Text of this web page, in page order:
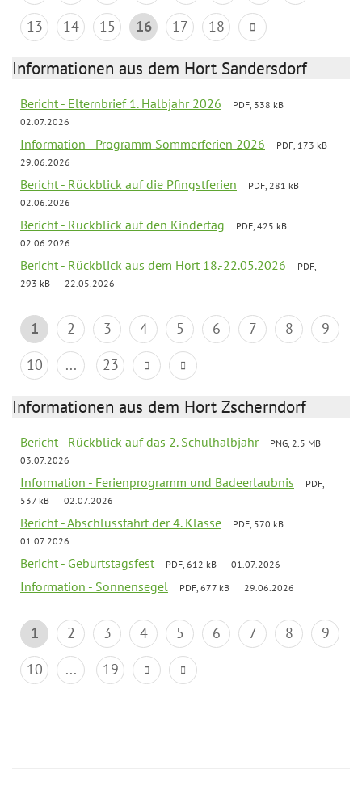
13
14 15 16 17 18
Informationen aus dem Hort Sandersdorf
Bericht - Elternbrief 1. Halbjahr 2026
PDF, 338 kB
02.07.2026
Information - Programm Sommerferien 2026
PDF, 173 kB
29.06.2026
Bericht - Rückblick auf die Pfingstferien
PDF, 281 kB
02.06.2026
Bericht - Rückblick auf den Kindertag
PDF, 425 kB
02.06.2026
Bericht - Rückblick aus dem Hort 18.-22.05.2026
PDF,
293 kB
22.05.2026
1 2 3 4 5 6 7 8
9
10
... 23
Informationen aus dem Hort Zscherndorf
Bericht - Rückblick auf das 2. Schulhalbjahr
PNG, 2.5 MB
03.07.2026
Information - Ferienprogramm und Badeerlaubnis
PDF,
537 kB
02.07.2026
Bericht - Abschlussfahrt der 4. Klasse
PDF, 570 kB
01.07.2026
Bericht - Geburtstagsfest PDF, 612 kB 01.07.2026
Information - Sonnensegel PDF, 677 kB 29.06.2026
1 2 3 4 5 6 7 8
9
10
... 19